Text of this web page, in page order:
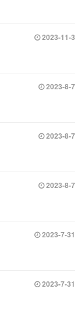
2023-11-3
2023-8-7
2023-8-7
2023-8-7
2023-7-31
2023-7-31